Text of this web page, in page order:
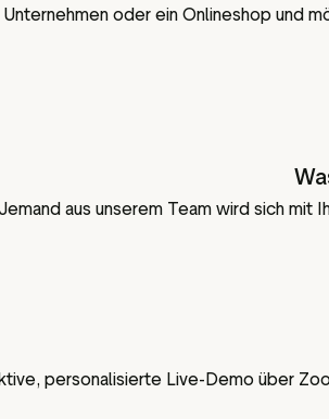
Unternehmen oder ein Onlineshop und
aus unserem Team wird sich mit
personalisierte Live-Demo über